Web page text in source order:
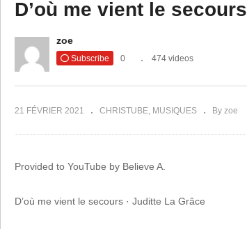
Copy Embed Code
J’irai.DAT
D’où me vient le secours
zoe
Subscribe 0 474 videos
21 FÉVRIER 2021 CHRISTUBE MUSIQUES By zoe
Provided to YouTube by Believe A.
D’où me vient le secours · Juditte La Grâce